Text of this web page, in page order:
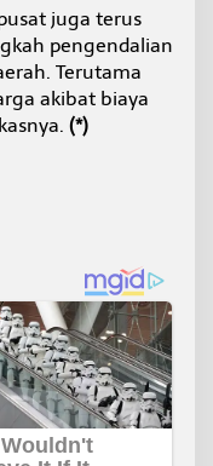
juga terus
pengendalian
Terutama
akibat biaya
(*)